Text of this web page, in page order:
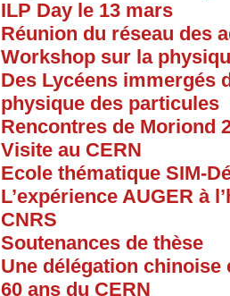
ILP Day le 13 mars
Réunion du réseau des
Workshop sur la
Des Lycéens immergés
physique des particules
Rencontres de Moriond
Visite au CERN
Ecole thématique SIM-
L’expérience AUGER à
CNRS
Soutenances de thèse
Une délégation
60 ans du CERN